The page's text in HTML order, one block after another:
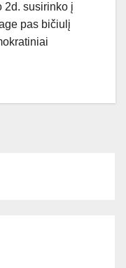
2d. susirinko į
pas bičiulį